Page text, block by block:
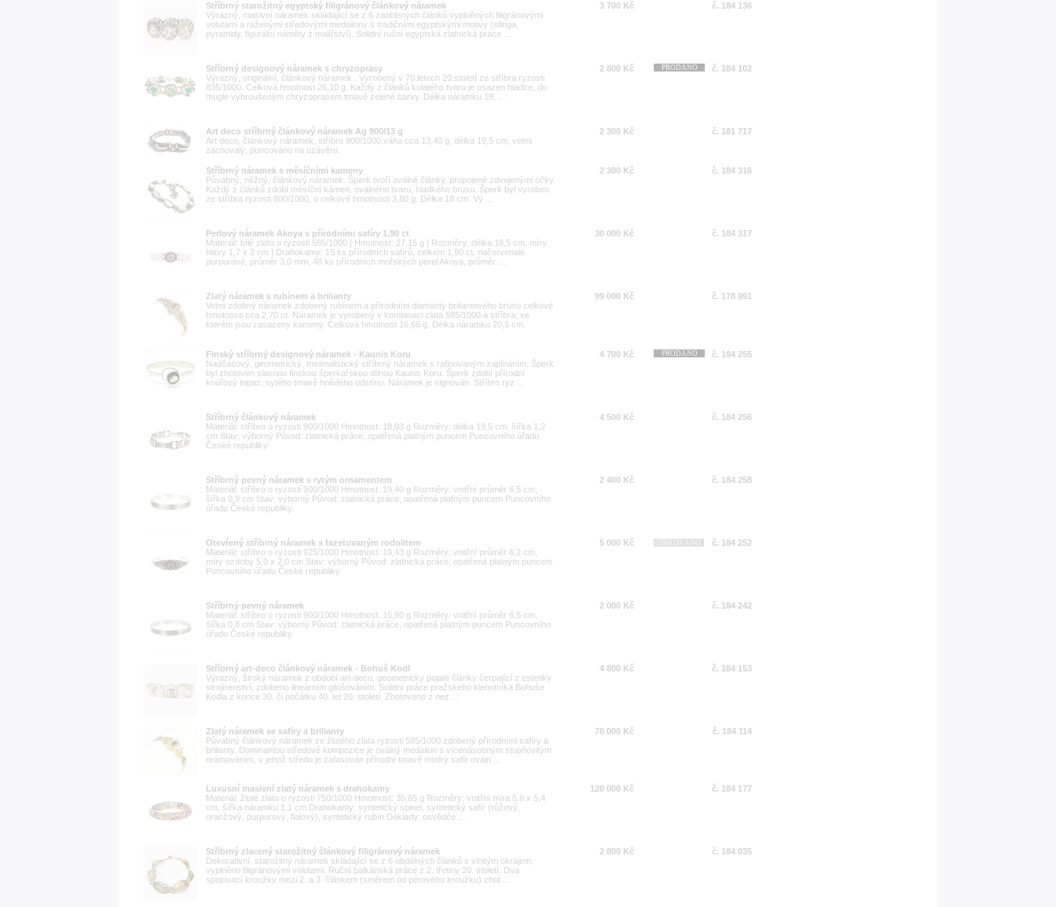
Stříbrný starožitný egyptský filigránový článkový náramek
Výrazný, masivní náramek skládající se z 6 zaoblených článků vyplněných filigránovými
volutami a raženými středovými medailony s tradičními egyptskými motivy (sfinga,
pyramidy, figurální náměty z malířství). Solidní ruční egyptská zlatnická práce ...
3 700 Kč č. 184 136
Stříbrný designový náramek s chryzoprasy
Výrazný, originální, článkový náramek . Vyrobený v 70.letech 20.století ze stříbra ryzosti
835/1000. Celková hmotnost 26,10 g. Každý z článků kulatého tvaru je osazen hladce, do
mugle vybroušeným chryzoprasem tmavě zelené barvy. Délka náramku 19, ...
2 800 Kč PRODÁNO č. 184 102
Art deco stříbrný článkový náramek Ag 900/13 g
Art deco, článkový náramek, stříbro 900/1000,váha cca 13,40 g, délka 19,5 cm, velmi
zachovalý, puncováno na uzávěru.
2 300 Kč č. 181 717
Stříbrný náramek s měsíčními kameny
Půvabný, něžný, článkový náramek. Šperk tvoří oválné články, propojené zdvojenými očky.
Každý z článků zdobí měsíční kámen, oválného tvaru, hladkého brusu. Šperk byl vyroben
ze stříbra ryzosti 800/1000, o celkové hmotnosti 3,80 g. Délka 18 cm. Vý ...
2 300 Kč č. 184 316
Perlový náramek Akoya s přírodními safíry 1,90 ct
Materiál: bílé zlato o ryzosti 585/1000 | Hmotnost: 27,15 g | Rozměry: délka 18,5 cm, míry
hlavy 1,7 x 2 cm | Drahokamy: 15 ks přírodních safírů, celkem 1,90 ct, načervenale
purpurové, průměr 3,0 mm, 48 ks přírodních mořských perel Akoya, průměr ...
30 000 Kč č. 184 317
Zlatý náramek s rubínem a brilianty
Velmi zdobný náramek zdobený rubínem a přírodními diamanty briliantového brusu celkové
hmotnosti cca 2,70 ct. Náramek je vyrobený v kombinaci zlata 585/1000 a stříbra, ve
kterém jsou zasazeny kameny. Celková hmotnost 16,66 g. Délka náramku 20,5 cm.
99 000 Kč č. 178 991
Finský stříbrný designový náramek - Kaunis Koru
Nadčasový, geometrický, minimalistický stříbrný náramek s rafinovaným zapínáním. Šperk
byl zhotoven slavnou finskou šperkařskou dílnou Kaunis Koru. Šperk zdobí přírodní
kouřový topaz, sytého tmavě hnědého odstínu. Náramek je signován. Stříbro ryz ...
4 700 Kč PRODÁNO č. 184 255
Stříbrný článkový náramek
Materiál: stříbro o ryzosti 900/1000 Hmotnost: 18,03 g Rozměry: délka 19,5 cm, šířka 1,2
cm Stav: výborný Původ: zlatnická práce, opatřená platným puncem Puncovního úřadu
České republiky.
4 500 Kč č. 184 256
Stříbrný pevný náramek s rytým ornamentem
Materiál: stříbro o ryzosti 900/1000 Hmotnost: 19,40 g Rozměry: vnitřní průměr 6,5 cm,
šířka 0,9 cm Stav: výborný Původ: zlatnická práce, opatřená platným puncem Puncovního
úřadu České republiky.
2 400 Kč č. 184 258
Otevřený stříbrný náramek s fazetovaným rodolitem
Materiál: stříbro o ryzosti 925/1000 Hmotnost: 19,43 g Rozměry: vnitřní průměr 6,2 cm,
míry ozdoby 5,0 x 2,0 cm Stav: výborný Původ: zlatnická práce, opatřená platným puncem
Puncovního úřadu České republiky.
5 000 Kč OBJEDNÁNO č. 184 252
Stříbrný pevný náramek
Materiál: stříbro o ryzosti 900/1000 Hmotnost: 15,80 g Rozměry: vnitřní průměr 6,5 cm,
šířka 0,8 cm Stav: výborný Původ: zlatnická práce, opatřená platným puncem Puncovního
úřadu České republiky.
2 000 Kč č. 184 242
Stříbrný art-deco článkový náramek - Bohuš Kodl
Výrazný, široký náramek z období art-deco, geometricky pojaté články čerpající z estetiky
strojírenství, zdobeno lineárním gilošováním. Solidní práce pražského klenotníka Bohuše
Kodla z konce 30. či počátku 40. let 20. století. Zhotoveno z nez ...
4 800 Kč č. 184 153
Zlatý náramek se safíry a brilianty
Půvabný článkový náramek ze žlutého zlata ryzosti 585/1000 zdobený přírodními safíry a
brilianty. Dominantou středové kompozice je oválný medailon s vícenásobným stupňovitým
orámováním, v jehož středu je zafasován přírodní tmavě modrý safír ováln ...
70 000 Kč č. 184 114
Luxusní masivní zlatý náramek s drahokamy
Materiál: žluté zlato o ryzosti 750/1000 Hmotnost: 35,65 g Rozměry: vnitřní míra 5,8 x 5,4
cm, šířka náramku 1,1 cm Drahokamy: syntetický spinel, syntetický safír (růžový,
oranžový, purpurový, fialový), syntetický rubín Doklady: osvědče ...
120 000 Kč č. 184 177
Stříbrný zlacený starožitný článkový filigránový náramek
Dekorativní, starožitný náramek skládající se z 6 obdélných článků s vlnitým okrajem,
vyplněno filigránovými volutami. Ruční balkánská práce z 2. třetiny 20. století. Dva
spojovací kroužky mezi 2. a 3. článkem (směrem od pérového kroužku) zhot ...
2 800 Kč č. 184 035